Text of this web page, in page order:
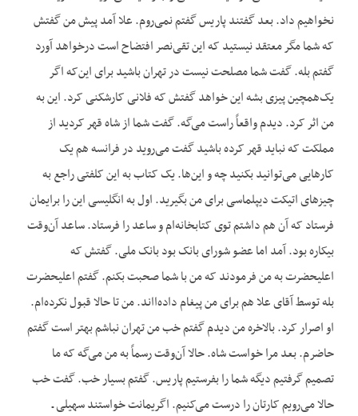
نخواهیم داد. بعد گفتند پاریس گفتم نمی‌روم. علا آمد پیش من گفتش
که شما مگر معتقد نیستید که این تقی‌نصر افتضاح است درخواهد آورد
گفتم بله. گفت شما مصلحت نیست در تهران باشید برای این‌که اگر
یک‌همچین پیزی بشه این خواهد گفتش که فلانی کارشکنی کرد. این به
من اثر کرد. دیدم واقعاً راست می‌گه. گفت شما از شاه قهر کردید از
مملکت که نباید قهر کرده باشید گفت می‌روید در فرانسه هم یک
کارهایی می‌توانید بکنید چه و این‌ها. یک کتاب به این کلفتی راجع به
چیزهای اتیکت دیپلماسی برای من بگیرید. اول به انگلیسی این را برایمان
فرستاد که آن هم داشتم توی کتابخانه‌ام و ساعد را فرستاد. ساعد آن‌وقت
بیکاره بود. آمد اما عضو شورای بانک بود بانک ملی. گفتش که
اعلیحضرت به من فرمودند که من با شما صحبت بکنم. گفتم اعلیحضرت
بله توسط آقای علا هم برای من پیغام داده‌ااند. من تا حالا قبول نکرده‌ام.
او اصرار کرد. بالاخره من دیدم گفتم خب من تهران نباشم بهتر است گفتم
حاضرم. بعد مرا خواست شاه. حالا آن‌وقت رسماً به من می‌گه که ما
تصمیم گرفتیم دیگه شما را بفرستیم پاریس. گفتم بسیار خب. گفت خب
حالا می‌رویم کارتان را درست می‌کنیم. اگریمانت خواستند سهیلی ـ